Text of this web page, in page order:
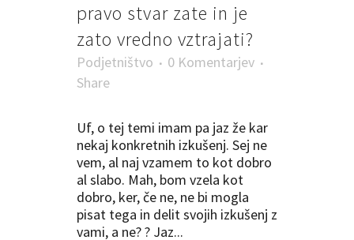
pravo stvar zate in je
zato vredno vztrajati?
Podjetništvo
0 Komentarjev
Share
Uf, o tej temi imam pa jaz že kar
nekaj konkretnih izkušenj. Sej ne
vem, al naj vzamem to kot dobro
al slabo. Mah, bom vzela kot
dobro, ker, če ne, ne bi mogla
pisat tega in delit svojih izkušenj z
vami, a ne? ? Jaz...